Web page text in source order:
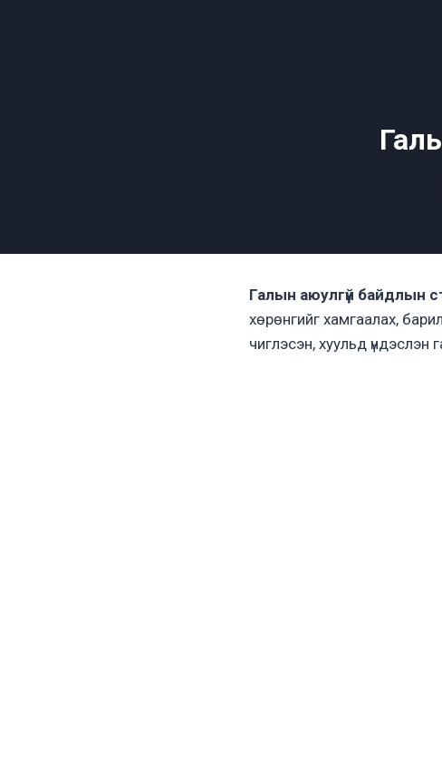
Галын аюулгүй байдлын
хөрөнгийг хамгаалах,
чиглэсэн, хуульд